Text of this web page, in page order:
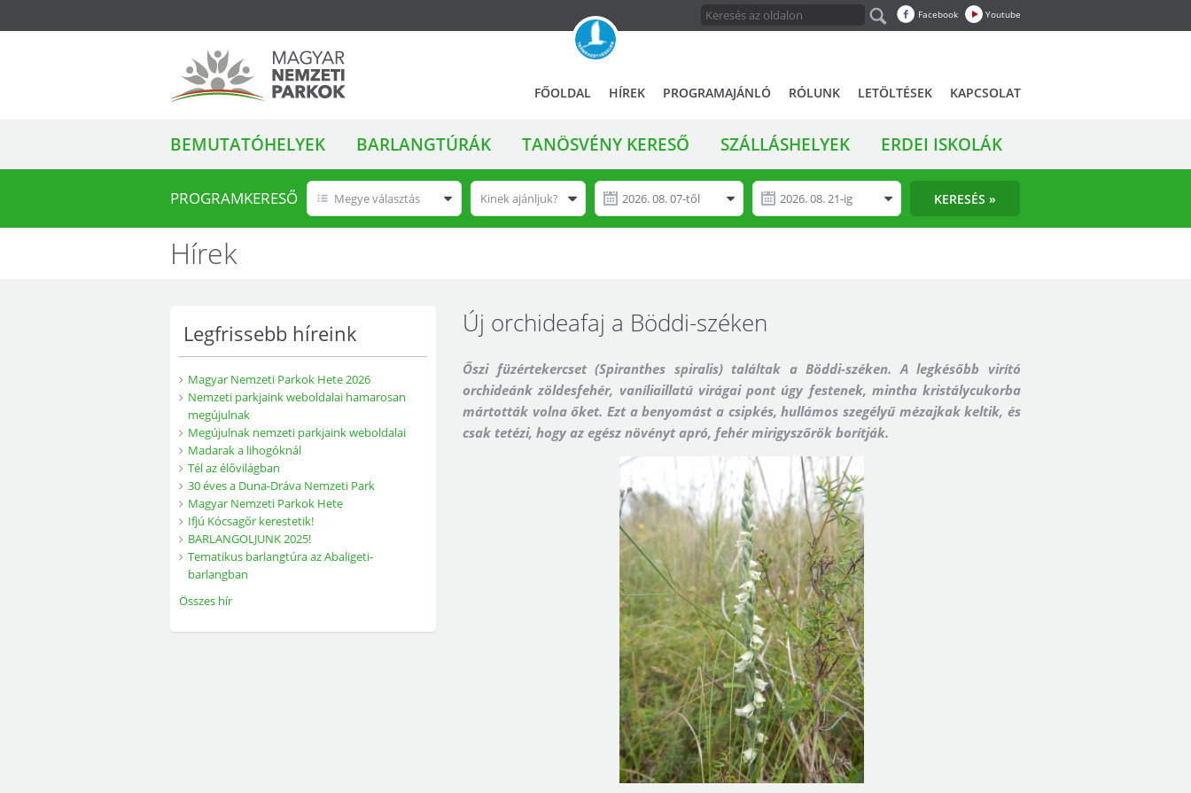
A
természetvédelem
honlapja
Facebook Youtube
Magyar Nemzeti
Parkok
FŐMENÜ
FŐOLDAL HÍREK PROGRAMAJÁNLÓ RÓLUNK LETÖLTÉSEK KAPCSOLAT
ALMENÜ
BEMUTATÓHELYEK BARLANGTÚRÁK TANÖSVÉNY KERESŐ SZÁLLÁSHELYEK ERDEI ISKOLÁK
PROGRAMKERESŐ Megye választás Kinek ajánljuk? KERESÉS »
Hírek
Legfrissebb híreink
Magyar Nemzeti Parkok Hete 2026
Nemzeti parkjaink weboldalai hamarosan
megújulnak
Megújulnak nemzeti parkjaink weboldalai
Madarak a lihogóknál
Tél az élővilágban
30 éves a Duna-Dráva Nemzeti Park
Magyar Nemzeti Parkok Hete
Ifjú Kócsagőr kerestetik!
BARLANGOLJUNK 2025!
Tematikus barlangtúra az Abaligeti-
barlangban
Összes hír
Új orchideafaj a Böddi-széken
Őszi füzértekercset (Spiranthes spiralis) találtak a Böddi-széken. A legkésőbb virító
orchideánk zöldesfehér, vaníliaillatú virágai pont úgy festenek, mintha kristálycukorba
mártották volna őket. Ezt a benyomást a csipkés, hullámos szegélyű mézajkak keltik, és
csak tetézi, hogy az egész növényt apró, fehér mirigyszőrök borítják.